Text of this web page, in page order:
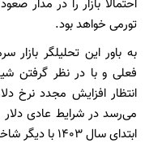
احتمالا بازار را در مدار
تورمی خواهد بود.
به باور این تحلیلگر
فعلی و با در نظر گرفتن
انتظار افزایش مجدد نرخ
ابتدای سال ۱۴۰۳ با دیگر شاخص‌های اقتصادی همخوانی خواهد داشت‌.